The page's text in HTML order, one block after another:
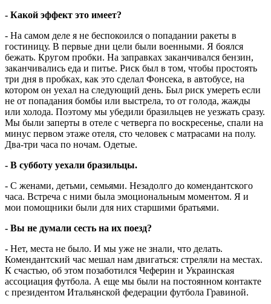
- Какой эффект это имеет?
- На самом деле я не беспокоился о попадании ракеты в
гостиницу. В первые дни цели были военными. Я боялся
бежать. Кругом пробки. На заправках заканчивался бензин,
заканчивались еда и питье. Риск был в том, чтобы простоять
три дня в пробках, как это сделал Фонсека, в автобусе, на
котором он уехал на следующий день. Был риск умереть если
не от попадания бомбы или выстрела, то от голода, жажды
или холода. Поэтому мы убедили бразильцев не уезжать сразу.
Мы были заперты в отеле с четверга по воскресенье, спали на
минус первом этаже отеля, сто человек с матрасами на полу.
Два-три часа по ночам. Одетые.
- В субботу уехали бразильцы.
- С женами, детьми, семьями. Незадолго до комендантского
часа. Встреча с ними была эмоциональным моментом. Я и
мои помощники были для них старшими братьями.
- Вы не думали сесть на их поезд?
- Нет, места не было. И мы уже не знали, что делать.
Комендантский час мешал нам двигаться: стреляли на местах.
К счастью, об этом позаботился Чеферин и Украинская
ассоциация футбола. А еще мы были на постоянном контакте
с президентом Итальянской федерации футбола Гравиной.